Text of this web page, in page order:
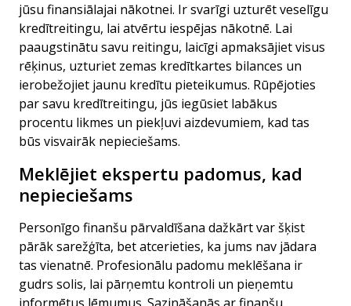
jūsu finansiālajai nākotnei. Ir svarīgi uzturēt veselīgu
kredītreitingu, lai atvērtu iespējas nākotnē. Lai
paaugstinātu savu reitingu, laicīgi apmaksājiet visus
rēķinus, uzturiet zemas kredītkartes bilances un
ierobežojiet jaunu kredītu pieteikumus. Rūpējoties
par savu kredītreitingu, jūs iegūsiet labākus
procentu likmes un piekļuvi aizdevumiem, kad tas
būs visvairāk nepieciešams.
Meklējiet ekspertu padomus, kad
nepieciešams
Personīgo finanšu pārvaldīšana dažkārt var šķist
pārāk sarežģīta, bet atcerieties, ka jums nav jādara
tas vienatnē. Profesionālu padomu meklēšana ir
gudrs solis, lai pārņemtu kontroli un pieņemtu